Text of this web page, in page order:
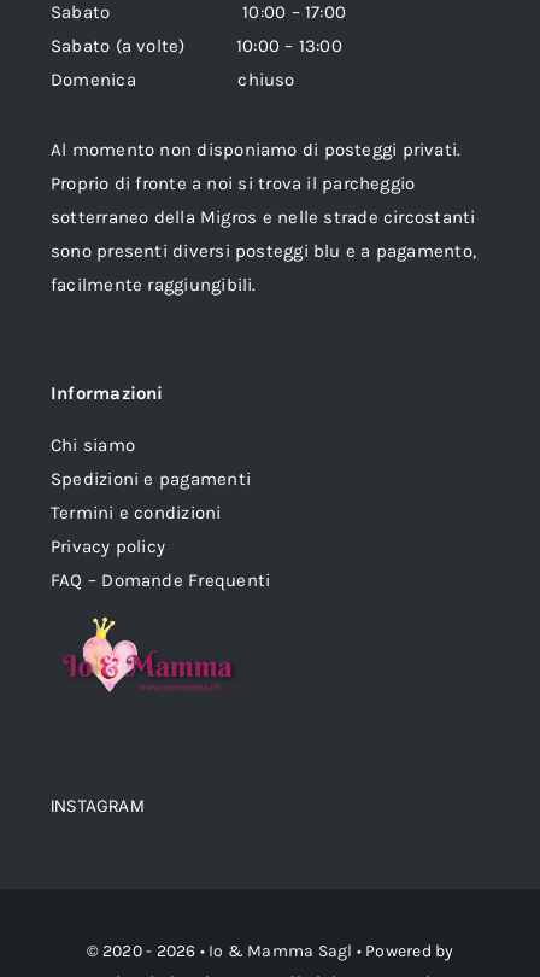
Sabato 10:00 – 17:00
Sabato (a volte) 10:00 – 13:00
Domenica chiuso
Al momento non disponiamo di posteggi privati.
Proprio di fronte a noi si trova il parcheggio
sotterraneo della Migros e nelle strade circostanti
sono presenti diversi posteggi blu e a pagamento,
facilmente raggiungibili.
Informazioni
Chi siamo
Spedizioni e pagamenti
Termini e condizioni
Privacy policy
FAQ – Domande Frequenti
INSTAGRAM
© 2020 - 2026 • Io & Mamma Sagl • Powered by